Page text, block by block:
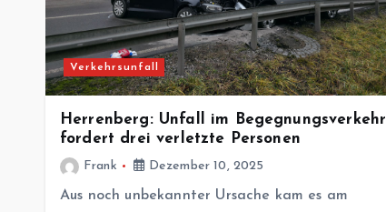
Verkehrsunfall
Herrenberg: Unfall im Begegnungsverkehr
fordert drei verletzte Personen
Frank Dezember 10, 2025
Aus noch unbekannter Ursache kam es am